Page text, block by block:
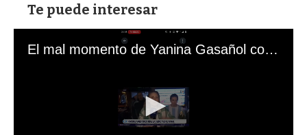
Te puede interesar
El mal momento de Yanina Gasañol con un hincha argentino en "Subrayado"